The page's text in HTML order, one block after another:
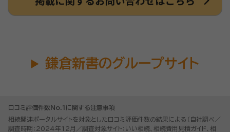
鎌倉新書のグループサイト
口コミ評価件数No.1に関する注意事項
相続関連ポータルサイトを対象とした口コミ評価件数の結果による（自社調べ／
調査時期：2024年12月／調査対象サイト：いい相続、相続費用見積ガイド、相